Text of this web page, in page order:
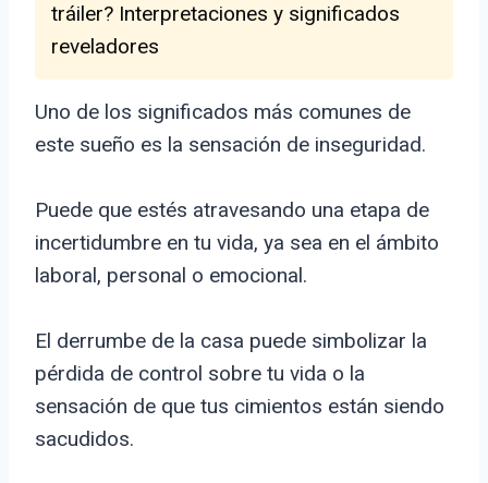
tráiler? Interpretaciones y significados
reveladores
Uno de los significados más comunes de
este sueño es la sensación de inseguridad.
Puede que estés atravesando una etapa de
incertidumbre en tu vida, ya sea en el ámbito
laboral, personal o emocional.
El derrumbe de la casa puede simbolizar la
pérdida de control sobre tu vida o la
sensación de que tus cimientos están siendo
sacudidos.